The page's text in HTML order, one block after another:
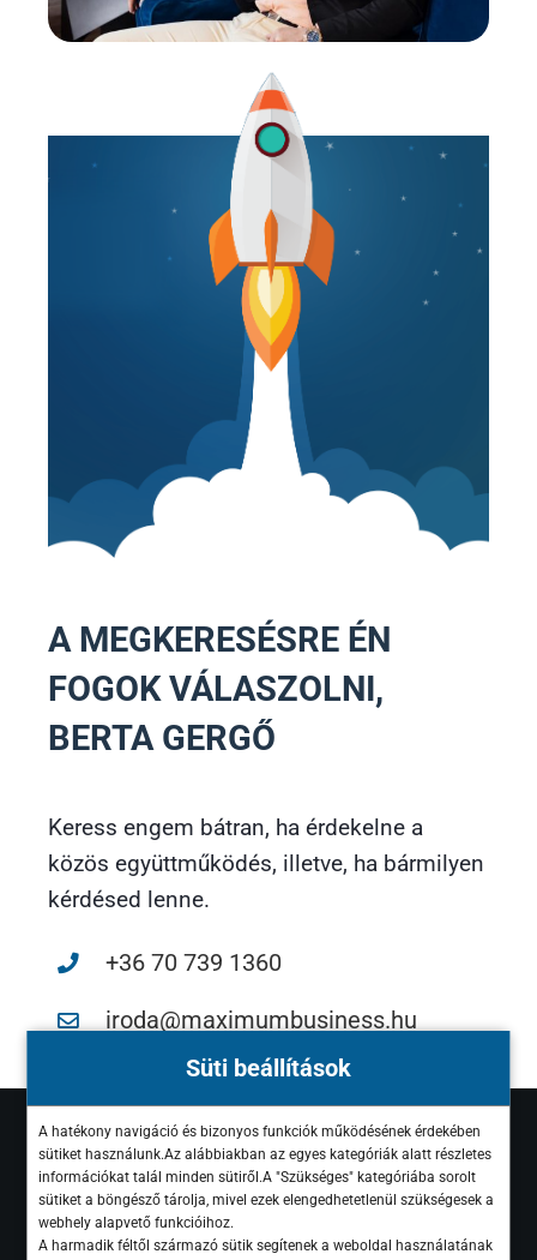
Süti beállítások
A hatékony navigáció és bizonyos funkciók működésének érdekében
sütiket használunk.Az alábbiakban az egyes kategóriák alatt részletes
információkat talál minden sütiről.A "Szükséges" kategóriába sorolt
sütiket a böngésző tárolja, mivel ezek elengedhetetlenül szükségesek a
webhely alapvető funkcióihoz.
A harmadik féltől származó sütik segítenek a weboldal használatának
A MEGKERESÉSRE ÉN
FOGOK VÁLASZOLNI,
BERTA GERGŐ
Keress engem bátran, ha érdekelne a
közös együttműködés, illetve, ha bármilyen
kérdésed lenne.
+36 70 739 1360
iroda@maximumbusiness.hu
Csatlakozz Te is a
Maximum Business
közösségéhez!